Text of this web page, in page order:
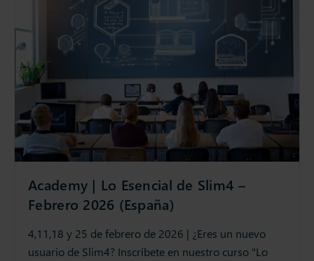
Academy | Lo Esencial de Slim4 –
Febrero 2026 (España)
4,11,18 y 25 de febrero de 2026 | ¿Eres un nuevo
usuario de Slim4? Inscríbete en nuestro curso "Lo